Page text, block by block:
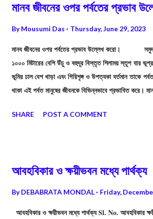
মানব জীবনের ওপর পর্বতের প্রভাব
ByMousumi Das Thursday, June 29, 2023
মানব জীবনের ওপর পর্বতের প্রভাব উল্লেখ করো।
১০০০ মিটারের বেশি উঁচু ও বহুদূর বিস্তৃত শিলাময় স্তূপ যার
ভূমির ঢাল বেশ খাড়া এবং গিরিশৃঙ্গ ও উপত্যকা বর্তমান তাকে পর্বত
থাকা এই পর্বত মানুষের জীবনকে বিভিন্নভাবে প্রভাবিত করে।
SHARE POST A COMMENT
আবহবিকার ও ক্ষয়ীভবন মধ্যে পার্থক্য
ByDEBABRATA MONDAL Friday,
আবহবিকার ও ক্ষয়ীভবন মধ্যে পার্থক্য Sl. No. আবহবিকার